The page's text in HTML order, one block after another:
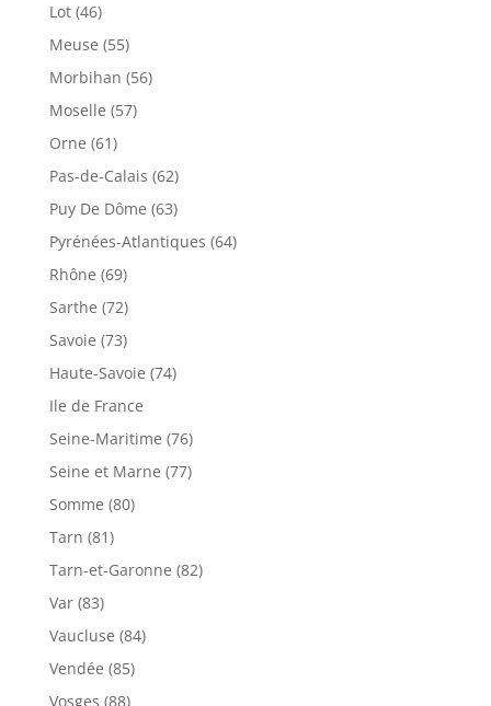
Lot (46)
Meuse (55)
Morbihan (56)
Moselle (57)
Orne (61)
Pas-de-Calais (62)
Puy De Dôme (63)
Pyrénées-Atlantiques (64)
Rhône (69)
Sarthe (72)
Savoie (73)
Haute-Savoie (74)
Ile de France
Seine-Maritime (76)
Seine et Marne (77)
Somme (80)
Tarn (81)
Tarn-et-Garonne (82)
Var (83)
Vaucluse (84)
Vendée (85)
Vosges (88)